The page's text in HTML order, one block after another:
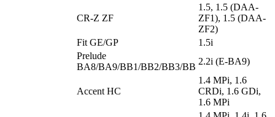
CR-Z ZF
1.5, 1.5 (DAA-
ZF1), 1.5 (DAA-
ZF2)
Fit GE/GP
1.5i
Prelude
BA8/BA9/BB1/BB2/BB3/BB
2.2i (E-BA9)
Accent HC
1.4 MPi, 1.6
CRDi, 1.6 GDi,
1.6 MPi